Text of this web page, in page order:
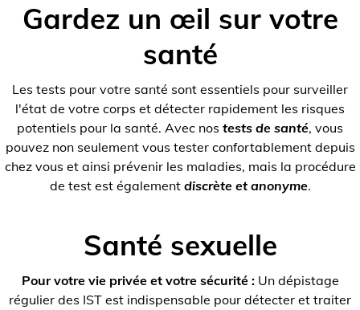
Gardez un œil sur votre
santé
Les tests pour votre santé sont essentiels pour surveiller
l'état de votre corps et détecter rapidement les risques
potentiels pour la santé. Avec nos tests de santé, vous
pouvez non seulement vous tester confortablement depuis
chez vous et ainsi prévenir les maladies, mais la procédure
de test est également discrète et anonyme.
Santé sexuelle
Pour votre vie privée et votre sécurité :Un dépistage
régulier des IST est indispensable pour détecter et traiter